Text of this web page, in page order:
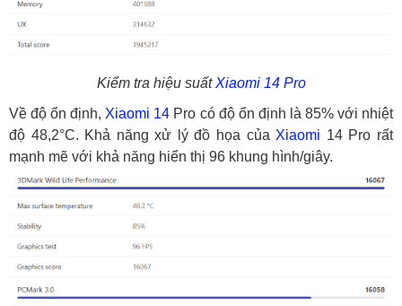
Kiểm tra hiệu suấtXiaomi 14 Pro
Về độ ổn định, Xiaomi 14 Pro có độ ổn định là 85% với nhiệt
độ 48,2°C. Khả năng xử lý đồ họa của Xiaomi 14 Pro rất
mạnh mẽ với khả năng hiển thị 96 khung hình/giây.